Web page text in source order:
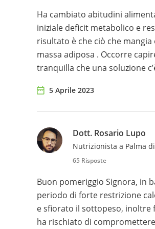
Ha cambiato abitudini
iniziale deficit metabolico e
risultato è che ciò che
massa adiposa . Occorre
tranquilla che una soluzione
5 Aprile 2023
Dott. Rosario Lupo
Nutrizionista a Palma
65 Risposte
Buon pomeriggio Signora, in
periodo di forte restrizione
e sfiorato il sottopeso, inoltre
ha rischiato di